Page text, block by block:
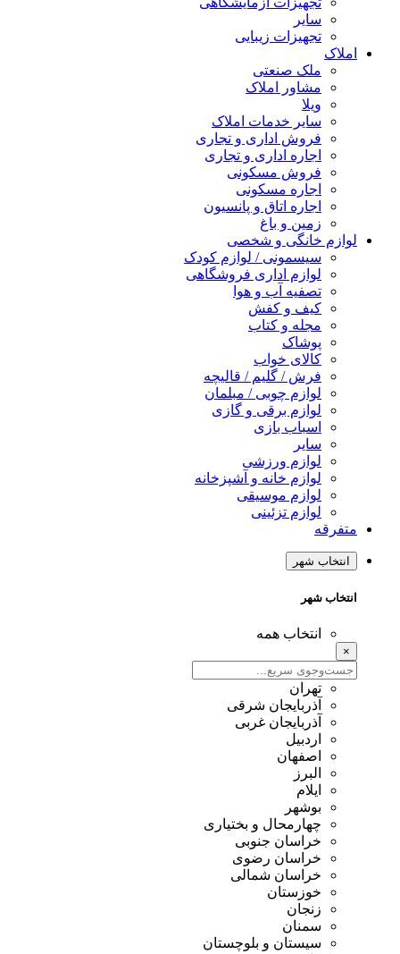
سایر
تجهیزات زیبایی
املاک
ملک صنعتی
مشاور املاک
ویلا
سایر خدمات املاک
فروش اداری و تجاری
اجاره اداری و تجاری
فروش مسکونی
اجاره مسکونی
اجاره اتاق و پانسیون
زمین و باغ
لوازم خانگی و شخصی
سیسمونی / لوازم کودک
لوازم اداری فروشگاهی
تصفیه آب و هوا
کیف و کفش
مجله و کتاب
پوشاک
کالای خواب
فرش / گلیم / قالیچه
لوازم چوبی / مبلمان
لوازم برقی و گازی
اسباب بازی
سایر
لوازم ورزشی
لوازم خانه و آشپزخانه
لوازم موسیقی
لوازم تزئینی
متفرقه
انتخاب شهر
انتخاب شهر
انتخاب همه
×
تهران
آذربایجان شرقی
آذربایجان غربی
اردبیل
اصفهان
البرز
ایلام
بوشهر
چهارمحال و بختیاری
خراسان جنوبی
خراسان رضوی
خراسان شمالی
خوزستان
زنجان
سمنان
سیستان و بلوچستان